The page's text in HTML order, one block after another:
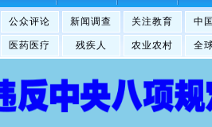
公众评论 新闻调查 关注教育 中
医药医疗 残疾人 农业农村 全